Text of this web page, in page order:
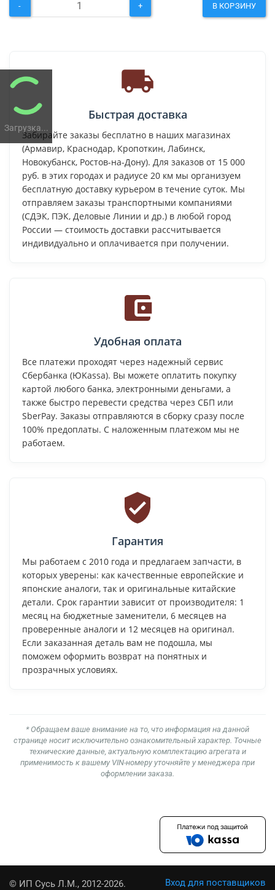
Загрузка...
- + В КОРЗИНУ
Быстрая доставка
Забирайте заказы бесплатно в наших магазинах
(Армавир, Краснодар, Кропоткин, Лабинск,
Новокубанск, Ростов-на-Дону). Для заказов от 15 000
руб. в этих городах и радиусе 20 км мы организуем
бесплатную доставку курьером в течение суток. Мы
отправляем заказы транспортными компаниями
(СДЭК, ПЭК, Деловые Линии и др.) в любой город
России — стоимость доставки рассчитывается
индивидуально и оплачивается при получении.
Удобная оплата
Все платежи проходят через надежный сервис
Сбербанка (ЮKassa). Вы можете оплатить покупку
картой любого банка, электронными деньгами, а
также быстро перевести средства через СБП или
SberPay. Заказы отправляются в сборку сразу после
100% предоплаты. С наложенным платежом мы не
работаем.
Гарантия
Мы работаем с 2010 года и предлагаем запчасти, в
которых уверены: как качественные европейские и
японские аналоги, так и оригинальные китайские
детали. Срок гарантии зависит от производителя: 1
месяц на бюджетные заменители, 6 месяцев на
проверенные аналоги и 12 месяцев на оригинал.
Если заказанная деталь вам не подошла, мы
поможем оформить возврат на понятных и
прозрачных условиях.
* Обращаем ваше внимание на то, что информация на данной
странице носит исключительно ознакомительный характер. Точные
технические данные, актуальную комплектацию агрегата и
применимость к вашему VIN-номеру уточняйте у менеджера при
оформлении заказа.
© ИП Сусь Л.М., 2012-2026. Вход для поставщиков